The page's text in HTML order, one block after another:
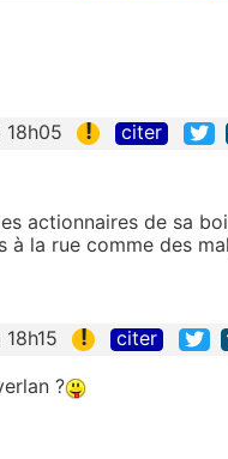
18h05 ! citer
actionnaires de sa
à la rue comme des
! citer
?